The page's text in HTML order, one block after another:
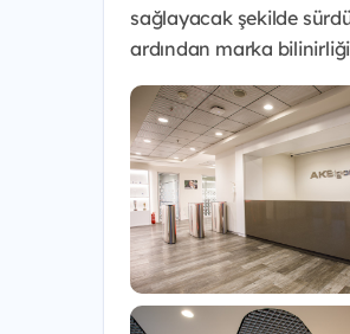
sağlayacak şekilde
ardından marka